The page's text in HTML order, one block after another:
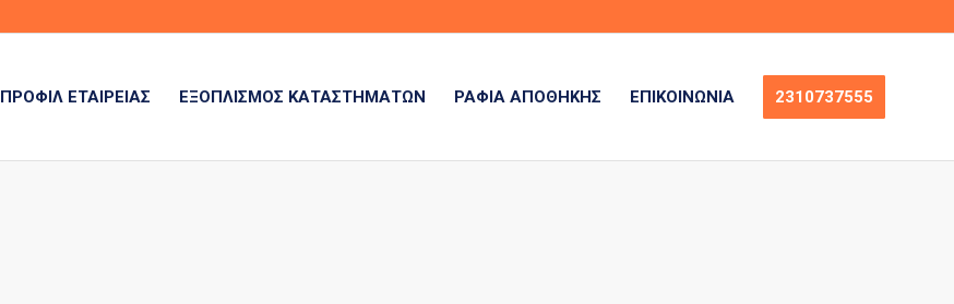
ΠΡΟΦΊΛ ΕΤΑΙΡΕΊΑΣ ΕΞΟΠΛΙΣΜΌΣ ΚΑΤΑΣΤΗΜΆΤΩΝ ΡΆΦΙΑ ΑΠΟΘΉΚΗΣ ΕΠΙΚΟΙΝΩΝΊΑ 2310737555